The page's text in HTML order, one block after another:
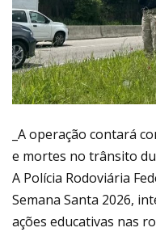
_A operação contará
e mortes no trânsito
A Polícia Rodoviária
Semana Santa 2026,
ações educativas nas